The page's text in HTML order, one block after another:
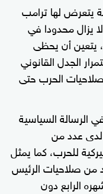
يتعرض لها ترامب
يزال محدودا في
يتعين أن يحظى
الجدل القانوني
الحرب حتى
السياسية
لدى عدد من
للحرب، كما يمثل
من صلاحيات الرئيس
الرابع دون